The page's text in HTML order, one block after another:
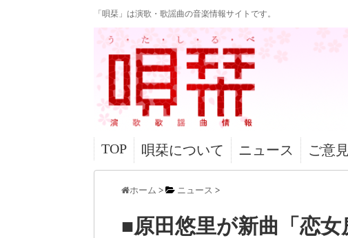
「唄栞」は演歌・歌謡曲の音楽情報サイトです。
TOP 唄栞について ニュース ご意
ホーム > ニュース >
■原田悠里が新曲「恋